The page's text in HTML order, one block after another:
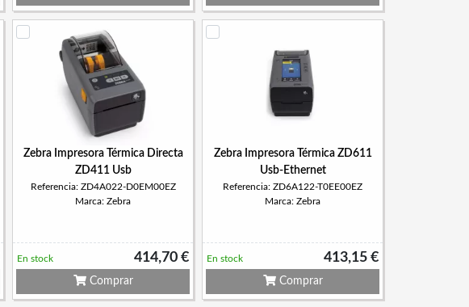
Zebra Impresora Térmica Directa
ZD411 Usb
Referencia: ZD4A022-D0EM00EZ
Marca: Zebra
414,70 €
En stock
Comprar
Zebra Impresora Térmica ZD611
Usb-Ethernet
Referencia: ZD6A122-T0EE00EZ
Marca: Zebra
413,15 €
En stock
Comprar